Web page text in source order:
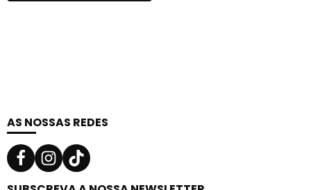
AS NOSSAS REDES